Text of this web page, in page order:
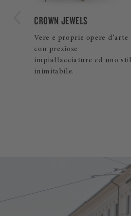
C-227
La scelta sicura per ottenere
la massima espressione
musicale, sia sul
palcoscenico che negli